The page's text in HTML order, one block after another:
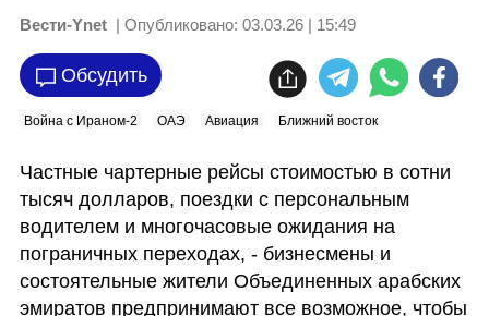
Вести-Ynet | Опубликовано: 03.03.26 | 15:49
Обсудить
Война с Ираном-2 ОАЭ Авиация Ближний восток
Частные чартерные рейсы стоимостью в сотни
тысяч долларов, поездки с персональным
водителем и многочасовые ожидания на
пограничных переходах, - бизнесмены и
состоятельные жители Объединенных арабских
эмиратов предпринимают все возможное, чтобы